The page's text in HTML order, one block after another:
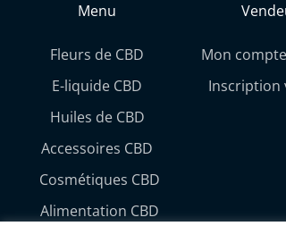
Menu
Fleurs de CBD
E-liquide CBD
Huiles de CBD
Accessoires CBD
Cosmétiques CBD
Alimentation CBD
Mon
Inscription